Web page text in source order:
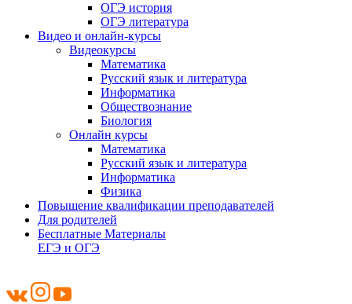
ОГЭ история
ОГЭ литература
Видео и онлайн-курсы
Видеокурсы
Математика
Русский язык и литература
Информатика
Обществознание
Биология
Онлайн курсы
Математика
Русский язык и литература
Информатика
Физика
Повышение квалификации преподавателей
Для родителей
Бесплатные Материалы
ЕГЭ и ОГЭ